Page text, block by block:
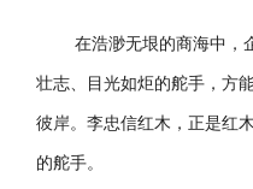
在浩渺无垠的商海中，
壮志、目光如炬的舵手，方
彼岸。李忠信红木，正是红
的舵手。